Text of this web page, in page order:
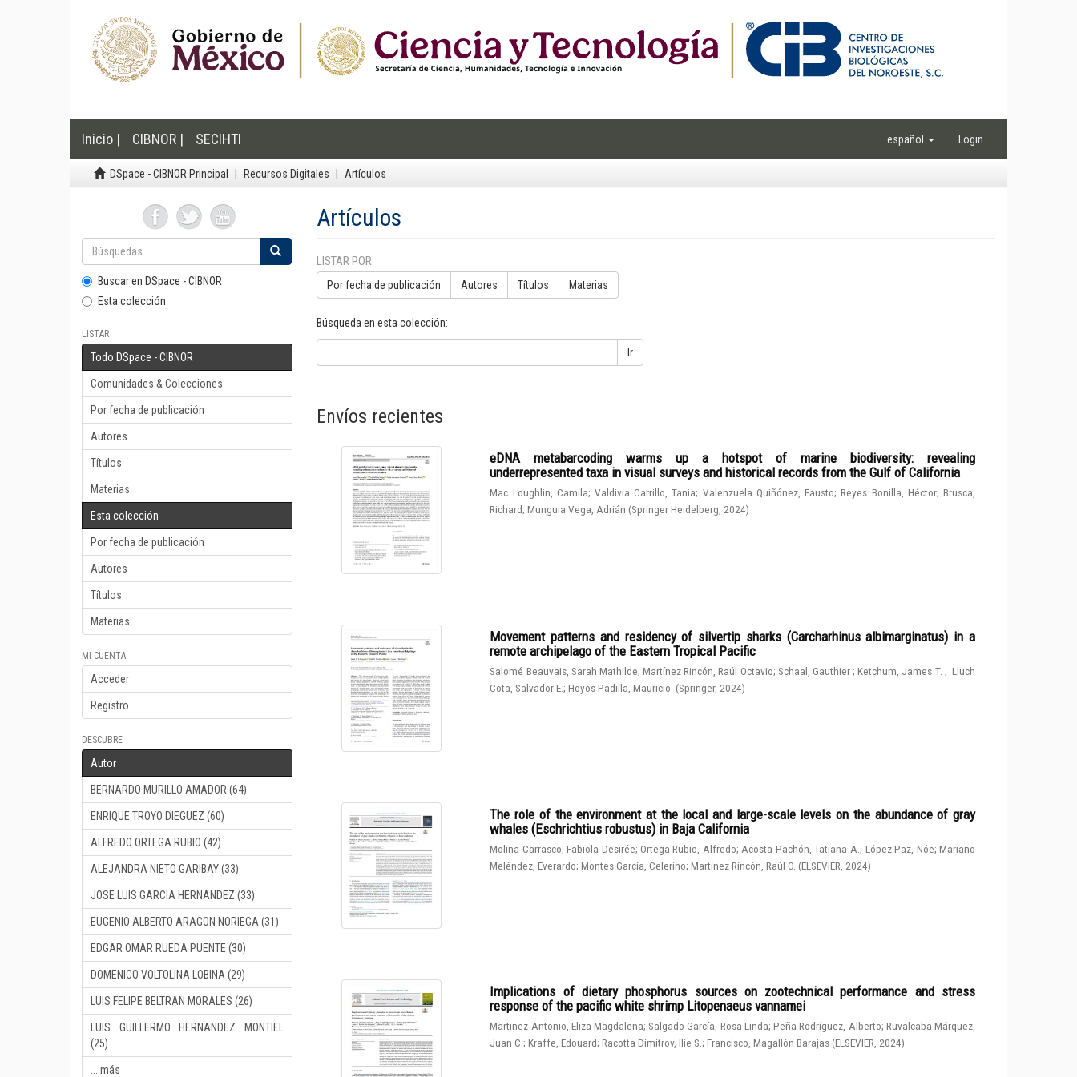
Inicio | CIBNOR | SECIHTI español Login
DSpace - CIBNOR Principal Recursos Digitales Artículos
Buscar en DSpace - CIBNOR
Esta colección
LISTAR
Todo DSpace - CIBNOR
Comunidades & Colecciones
Por fecha de publicación
Autores
Títulos
Materias
Esta colección
Por fecha de publicación
Autores
Títulos
Materias
MI CUENTA
Acceder
Registro
DESCUBRE
Autor
BERNARDO MURILLO AMADOR (64)
ENRIQUE TROYO DIEGUEZ (60)
ALFREDO ORTEGA RUBIO (42)
ALEJANDRA NIETO GARIBAY (33)
JOSE LUIS GARCIA HERNANDEZ (33)
EUGENIO ALBERTO ARAGON NORIEGA (31)
EDGAR OMAR RUEDA PUENTE (30)
DOMENICO VOLTOLINA LOBINA (29)
LUIS FELIPE BELTRAN MORALES (26)
LUIS GUILLERMO HERNANDEZ MONTIEL
(25)
... más
Artículos
LISTAR POR
Por fecha de publicación Autores Títulos Materias
Búsqueda en esta colección:
Ir
Envíos recientes
eDNA metabarcoding warms up a hotspot of marine biodiversity: revealing
underrepresented taxa in visual surveys and historical records from the Gulf of California
Mac Loughlin, Camila;Valdivia Carrillo, Tania; Valenzuela Quiñónez, Fausto;Reyes Bonilla, Héctor; Brusca,
Richard;Munguia Vega, Adrián (Springer Heidelberg 2024)
Movement patterns and residency of silvertip sharks (Carcharhinus albimarginatus) in a
remote archipelago of the Eastern Tropical Pacific
Salomé Beauvais, Sarah Mathilde;Martínez Rincón, Raúl Octavio; Schaal, Gauthier;Ketchum, James T. ; Lluch
Cota, Salvador E.;Hoyos Padilla, Mauricio (Springer, 2024)
The role of the environment at the local and large-scale levels on the abundance of gray
whales (Eschrichtius robustus) in Baja California
Molina Carrasco, Fabiola Desirée;Ortega-Rubio, Alfredo; Acosta Pachón, Tatiana A. ; López Paz, Nóe;Mariano
Meléndez, Everardo;Montes García, Celerino;Martínez Rincón, Raúl O. (ELSEVIER 2024)
Implications of dietary phosphorus sources on zootechnical performance and stress
response of the pacific white shrimp Litopenaeus vannamei
Martinez Antonio, Eliza Magdalena; Salgado García, Rosa Linda;Peña Rodríguez, Alberto; Ruvalcaba Márquez,
Juan C.;Kraffe, Edouard;Racotta Dimitrov, Ilie S.;Francisco, Magallón Barajas (ELSEVIER 2024)